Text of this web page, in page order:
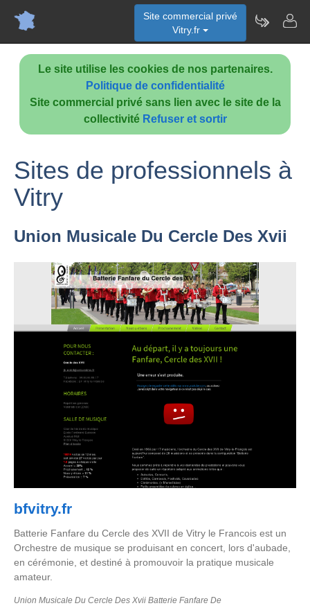
Le site utilise les cookies de nos partenaires.
Politique de confidentialité
Site commercial privé sans lien avec le site de la
collectivité Refuser et sortir
Site commercial privé
Vitry.fr
Sites de professionnels à
Vitry
Union Musicale Du Cercle Des Xvii
bfvitry.fr
Batterie Fanfare du Cercle des XVII de Vitry le Francois est un
Orchestre de musique se produisant en concert, lors d'aubade,
en cérémonie, et destiné à promouvoir la pratique musicale
amateur.
Union Musicale Du Cercle Des Xvii Batterie Fanfare De